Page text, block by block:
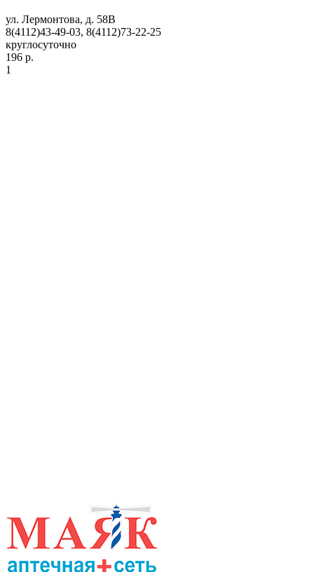
ул. Лермонтова, д. 58В
8(4112)43-49-03, 8(4112)73-22-25
круглосуточно
196 р.
1